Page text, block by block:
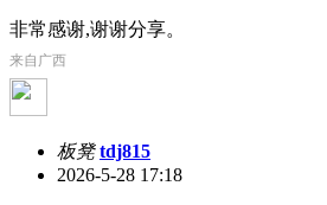
非常感谢,谢谢分享。
来自广西
板凳 tdj815
2026-5-28 17:18